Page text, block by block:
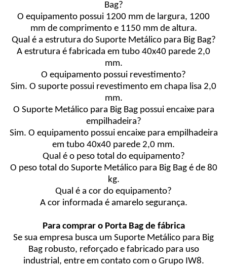
Bag?
O equipamento possui 1200 mm de largura, 1200
mm de comprimento e 1150 mm de altura.
Qual é a estrutura do Suporte Metálico para Big Bag?
A estrutura é fabricada em tubo 40x40 parede 2,0
mm.
O equipamento possui revestimento?
Sim. O suporte possui revestimento em chapa lisa 2,0
mm.
O Suporte Metálico para Big Bag possui encaixe para
empilhadeira?
Sim. O equipamento possui encaixe para empilhadeira
em tubo 40x40 parede 2,0 mm.
Qual é o peso total do equipamento?
O peso total do Suporte Metálico para Big Bag é de 80
kg.
Qual é a cor do equipamento?
A cor informada é amarelo segurança.
Para comprar o Porta Bag de fábrica
Se sua empresa busca um Suporte Metálico para Big
Bag robusto, reforçado e fabricado para uso
industrial, entre em contato com o Grupo IW8.